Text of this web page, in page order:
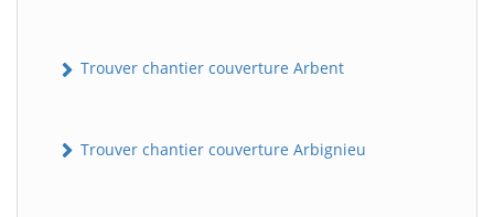
Trouver chantier couverture Arbent
Trouver chantier couverture Arbignieu